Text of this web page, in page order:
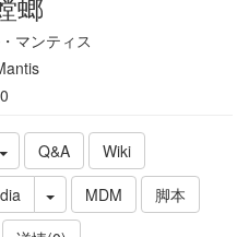
マンティス
Q&A
Wiki
MDM
脚本